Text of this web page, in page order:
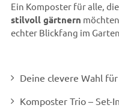
Ein Komposter für alle, die
stilvoll gärtnern
echter Blickfang im
Deine clevere Wahl
Komposter Trio – Set-